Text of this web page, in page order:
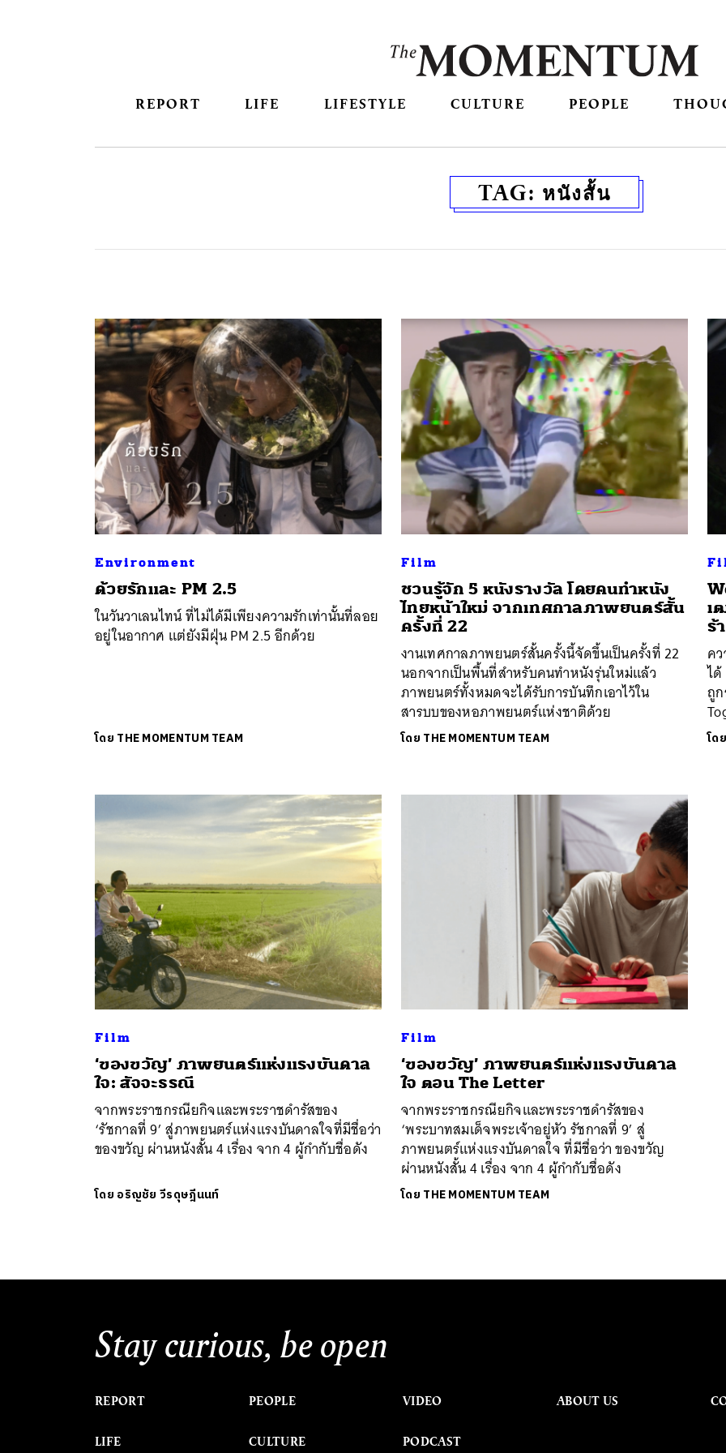
REPORT LIFE LIFESTYLE CULTURE PEOPLE
TAG: หนังสั้น
Environment
ด้วยรักและ PM 2.5
ในวันวาเลนไทน์ ที่ไม่ได้มีเพียงความรักเท่านั้นที่ลอย
อยู่ในอากาศ แต่ยังมีฝุ่น PM 2.5 อีกด้วย
โดย THE MOMENTUM TEAM
Film
ชวนรู้จัก 5 หนังรางวัล โดยคนทำหนัง
ไทยหน้าใหม่ จากเทศกาลภาพยนตร์สั้น
ครั้งที่ 22
งานเทศกาลภาพยนตร์สั้นครั้งนี้จัดขึ้นเป็นครั้งที่ 22
นอกจากเป็นพื้นที่สำหรับคนทำหนังรุ่นใหม่แล้ว
ภาพยนตร์ทั้งหมดจะได้รับการบันทึกเอาไว้ใน
สารบบของหอภาพยนตร์แห่งชาติด้วย
โดย THE MOMENTUM TEAM
เ
ร้
ค
ไ
ถู
โดย
Film
​‘ของขวัญ’ ภาพยนตร์แห่งแรงบันดาล
ใจ: สัจจะธรณี
จากพระราชกรณียกิจและพระราชดำรัสของ
‘รัชกาลที่ 9’ สู่ภาพยนตร์แห่งแรงบันดาลใจที่มีชื่อว่า
ของขวัญ ผ่านหนังสั้น 4 เรื่อง จาก 4 ผู้กำกับชื่อดัง
โดย อริญชัย วีรดุษฎีนนท์
Film
‘ของขวัญ’ ภาพยนตร์แห่งแรงบันดาล
ใจ ตอน The Letter
จากพระราชกรณียกิจและพระราชดำรัสของ
‘พระบาทสมเด็จพระเจ้าอยู่หัว รัชกาลที่ 9’ สู่
ภาพยนตร์แห่งแรงบันดาลใจ ที่มีชื่อว่า ของขวัญ
ผ่านหนังสั้น 4 เรื่อง จาก 4 ผู้กำกับชื่อดัง
โดย THE MOMENTUM TEAM
Stay curious, be open
REPORT
LIFE
PEOPLE
CULTURE
VIDEO
PODCAST
ABOUT US
TWEET LINE EMAIL